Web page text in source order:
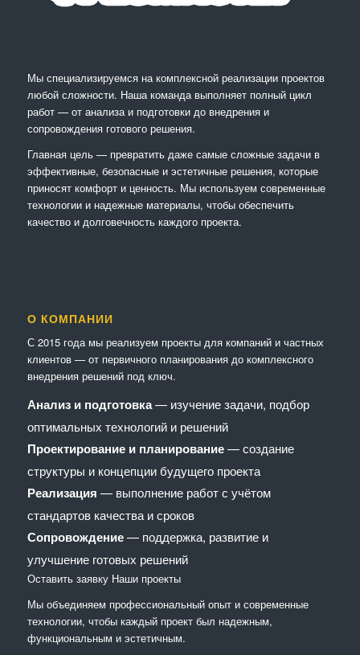
Мы специализируемся на комплексной реализации проектов
любой сложности. Наша команда выполняет полный цикл
работ — от анализа и подготовки до внедрения и
сопровождения готового решения.
Главная цель — превратить даже самые сложные задачи в
эффективные, безопасные и эстетичные решения, которые
приносят комфорт и ценность. Мы используем современные
технологии и надежные материалы, чтобы обеспечить
качество и долговечность каждого проекта.
О КОМПАНИИ
С 2015 года мы реализуем проекты для компаний и частных
клиентов — от первичного планирования до комплексного
внедрения решений под ключ.
Анализ и подготовка— изучение задачи, подбор
оптимальных технологий и решений
Проектирование и планирование— создание
структуры и концепции будущего проекта
Реализация — выполнение работ с учётом
стандартов качества и сроков
Сопровождение— поддержка, развитие и
улучшение готовых решений
Оставить заявку Наши проекты
Мы объединяем профессиональный опыт и современные
технологии, чтобы каждый проект был надежным,
функциональным и эстетичным.